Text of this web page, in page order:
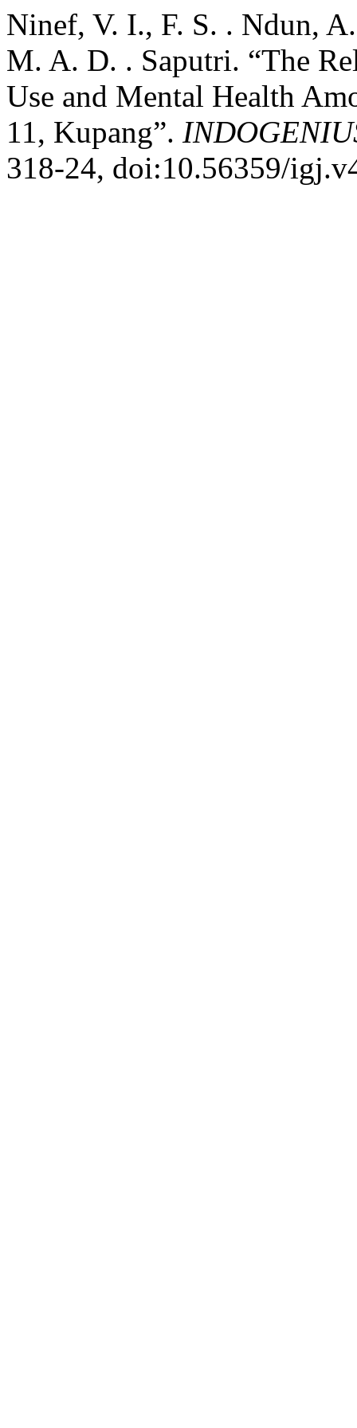
Ninef, V. I., F. S. . Ndun,
M. A. D. . Saputri. “The
Use and Mental Health
11, Kupang”.
318-24, doi:10.56359/